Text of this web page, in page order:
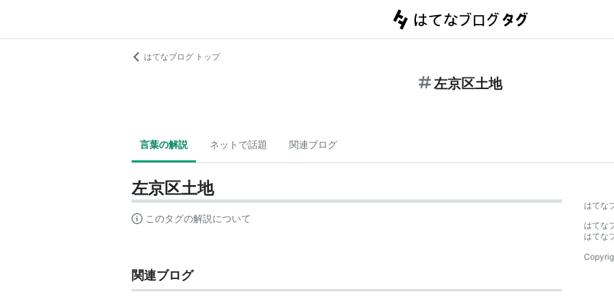
はてなブログ トップ
左京区土地
言葉の解説 ネットで話題 関連ブログ
左京区土地
このタグの解説について
関連ブログ
はてな
はてな
はてな